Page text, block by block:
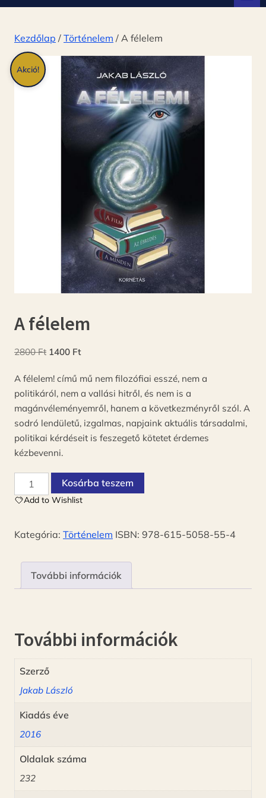
Kezdőlap / Történelem / A félelem
Akció!
A félelem
2800Ft Original
was:
2800 Ft.
1400 FtCurrent
is:
1400 Ft.
A félelem! című mű nem filozófiai esszé, nem a
politikáról, nem a vallási hitről, és nem is a
magánvéleményemről, hanem a következményről szól. A
sodró lendületű, izgalmas, napjaink aktuális társadalmi,
politikai kérdéseit is feszegető kötetet érdemes
kézbevenni.
félelem
Kosárba teszem
Add to Wishlist
Kategória: Történelem ISBN: 978-615-5058-55-4
További információk
További információk
Szerző
Jakab László
Kiadás éve
2016
Oldalak száma
232